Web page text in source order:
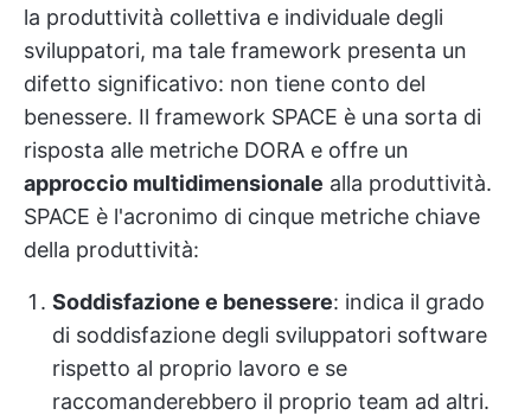
la produttività collettiva e individuale degli
sviluppatori, ma tale framework presenta un
difetto significativo: non tiene conto del
benessere. Il framework SPACE è una sorta di
risposta alle metriche DORA e offre un
approccio multidimensionale alla produttività.
SPACE è l'acronimo di cinque metriche chiave
della produttività:
Soddisfazione e benessere: indica il grado
di soddisfazione degli sviluppatori software
rispetto al proprio lavoro e se
raccomanderebbero il proprio team ad altri.